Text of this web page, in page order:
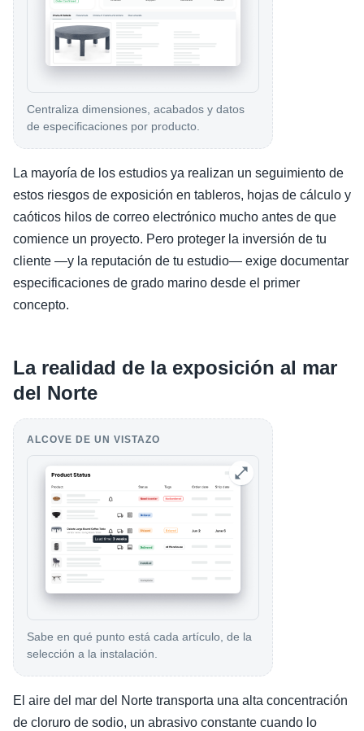
Centraliza dimensiones, acabados y datos
de especificaciones por producto.
La mayoría de los estudios ya realizan un seguimiento de
estos riesgos de exposición en tableros, hojas de cálculo y
caóticos hilos de correo electrónico mucho antes de que
comience un proyecto. Pero proteger la inversión de tu
cliente —y la reputación de tu estudio— exige documentar
especificaciones de grado marino desde el primer
concepto.
La realidad de la exposición al mar
del Norte
ALCOVE DE UN VISTAZO
Sabe en qué punto está cada artículo, de la
selección a la instalación.
El aire del mar del Norte transporta una alta concentración
de cloruro de sodio, un abrasivo constante cuando lo